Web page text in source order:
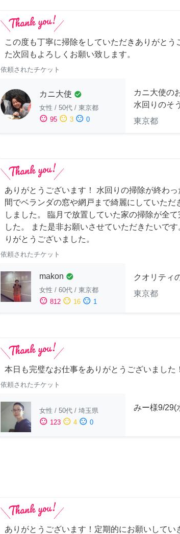
この度も丁寧に掃除をしていただきありがとう
た次回もよろしくお願い致します。
依頼されたチケット
カニ大使 check_circle
女性 / 50代 / 東京都
sentiment_satisfied 95 sentiment_neutral 3 sentiment_dissatisfied 0
カニ大使の
水回りのそ
東京都
ありがとうございます！ 水回りの掃除が終わ
間でベランダの窓や網戸まで綺麗にしていただ
しました。 臨月で放置していた家の掃除が全て
した。 また是非お願いさせていただきたいで
りがとうございました。
依頼されたチケット
makon check_circle
女性 / 60代 / 東京都
sentiment_satisfied 812 sentiment_neutral 16 sentiment_dissatisfied 1
クオリティ
東京都
本日も完璧なお仕事をありがとうございました！
依頼されたチケット
女性 / 50代 / 埼玉県
sentiment_satisfied 123 sentiment_neutral 4 sentiment_dissatisfied 0
みー様9/29(
ありがとうございます！定期的にお願いしてい